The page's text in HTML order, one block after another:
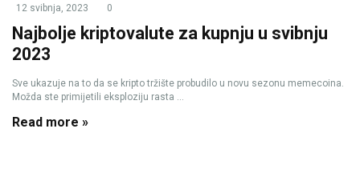
12 svibnja, 2023 0
Najbolje kriptovalute za kupnju u svibnju
2023
Sve ukazuje na to da se kripto tržište probudilo u novu sezonu memecoina.
Možda ste primijetili eksploziju rasta ...
Read more »